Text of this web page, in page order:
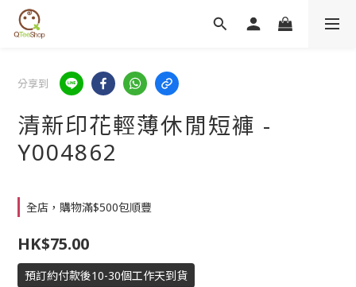
分享到
清新印花輕薄休閒短褲 -
Y004862
全店，購物滿$500包順豐
HK$75.00
預訂約付款後10-30個工作天到貨